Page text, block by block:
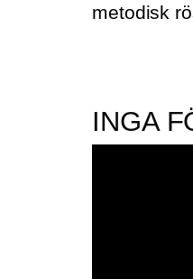
metodisk
INGA